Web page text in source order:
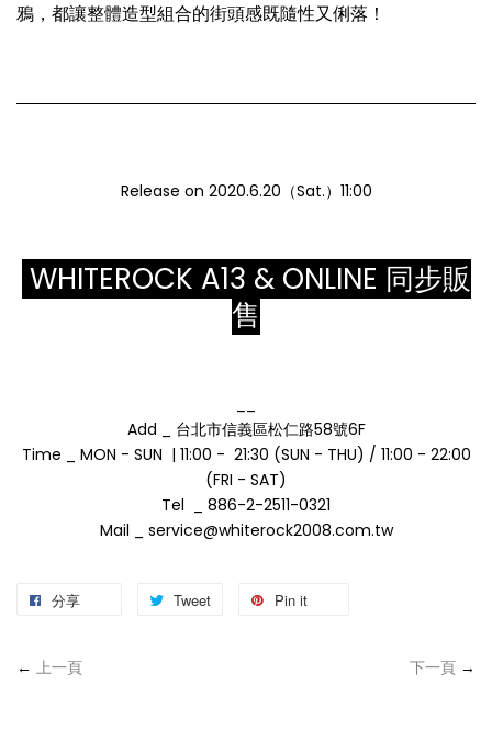
鴉，都讓整體造型組合的街頭感既隨性又俐落！
Release on 2020.6.20（Sat.）11:00
WHITEROCK A13 & ONLINE 同步販
售
Add _ 台北市信義區松仁路58號6F
Time _ MON - SUN | 11:00 - 21:30 (SUN - THU) / 11:00 - 22:00
(FRI - SAT)
Tel _ 886-2-2511-0321
Mail _ service@whiterock2008.com.tw
分享 Tweet Pin it
← 上一頁 下一頁 →